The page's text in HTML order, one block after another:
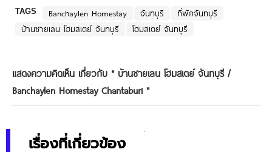
TAGS Banchaylen Homestay จันทบุรี
ที่พักจันทบุรี
บ้านชายเลน โฮมสเตย์ จันทบุรี
โฮมสเตย์ จันทบุรี
แสดงความคิดเห็น เกี่ยวกับ " บ้านชายเลน โฮมสเตย์ จันทบุรี /
Banchaylen Homestay Chantaburi "
เรื่องที่เกี่ยวข้อง